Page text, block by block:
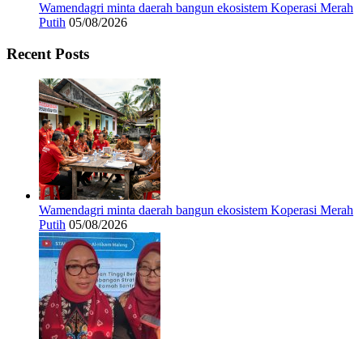
Wamendagri minta daerah bangun ekosistem Koperasi Merah
Putih 05/08/2026
Recent Posts
Wamendagri minta daerah bangun ekosistem Koperasi Merah
Putih 05/08/2026